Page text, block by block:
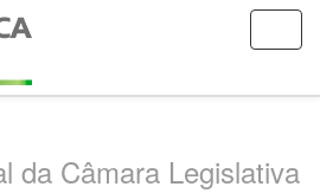
da Câmara Legislativa